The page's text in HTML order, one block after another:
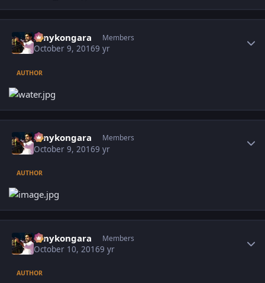
sonykongara Members
October 9, 20169 yr
AUTHOR
sonykongara Members
October 9, 20169 yr
AUTHOR
sonykongara Members
October 10, 20169 yr
AUTHOR